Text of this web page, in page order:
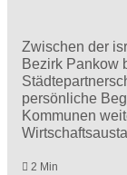
Zwischen der
Bezirk Pankow
persönliche
Kommunen
2 Min